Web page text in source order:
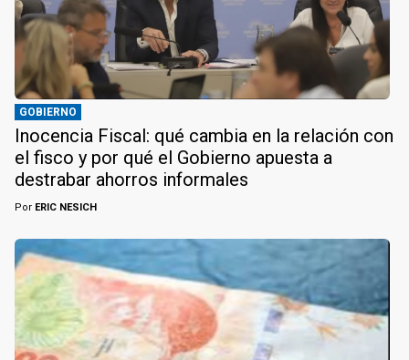
GOBIERNO
Inocencia Fiscal: qué cambia en la relación con
el fisco y por qué el Gobierno apuesta a
destrabar ahorros informales
Por ERIC NESICH